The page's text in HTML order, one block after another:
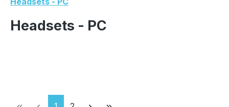
Headsets - PC